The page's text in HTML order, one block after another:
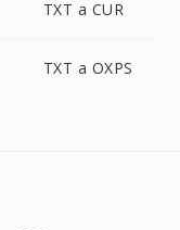
TXT a CUR
TXT a OXPS